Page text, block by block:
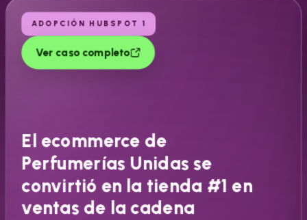
ADOPCIÓN HUBSPOT 1
Ver caso completo
El ecommerce de
Perfumerías Unidas se
convirtió en la tienda #1 en
ventas de la cadena